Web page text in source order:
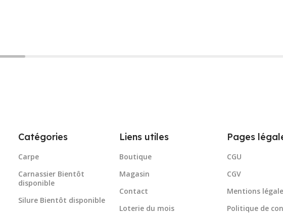
Catégories
Carpe
Carnassier Bientôt
disponible
Silure Bientôt disponible
Liens utiles
Boutique
Magasin
Contact
Loterie du mois
Pages
CGU
CGV
Mentions
Politique de